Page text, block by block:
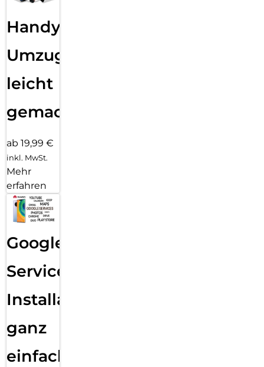
Handy
Umzug
leicht
gemacht!
ab 19,99 €
inkl. MwSt.
Mehr
erfahren
Google
Services
Installation
ganz
einfach